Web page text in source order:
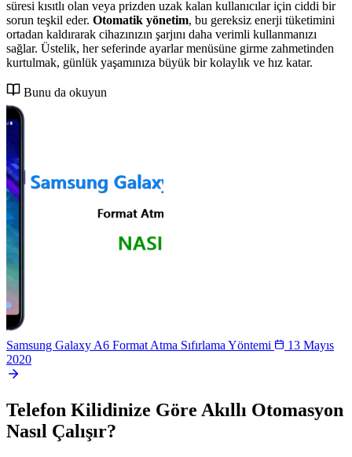
süresi kısıtlı olan veya prizden uzak kalan kullanıcılar için ciddi bir
sorun teşkil eder. Otomatik yönetim, bu gereksiz enerji tüketimini
ortadan kaldırarak cihazınızın şarjını daha verimli kullanmanızı
sağlar. Üstelik, her seferinde ayarlar menüsüne girme zahmetinden
kurtulmak, günlük yaşamınıza büyük bir kolaylık ve hız katar.
Bunu da okuyun
Samsung Galaxy A6 Format Atma Sıfırlama Yöntemi
13 Mayıs
2020
Telefon Kilidinize Göre Akıllı Otomasyon
Nasıl Çalışır?